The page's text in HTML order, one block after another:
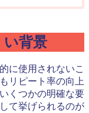
い背景
に使用されないこ
リピート率の向上
くつかの明確な要
て挙げられるのが